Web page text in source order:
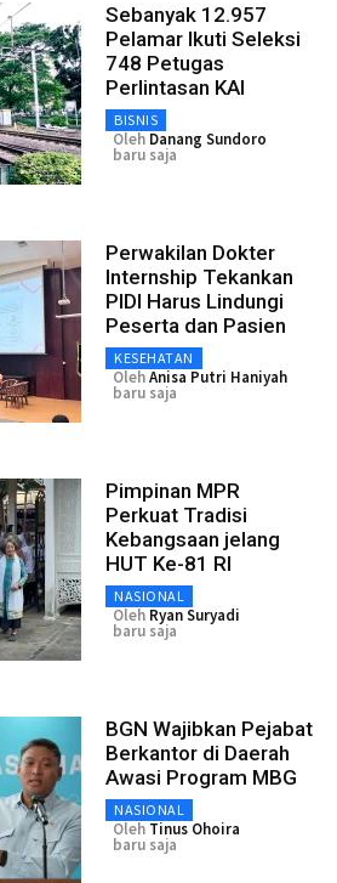
Sebanyak 12.957
Pelamar Ikuti Seleksi
748 Petugas
Perlintasan KAI
BISNIS
Oleh Danang Sundoro
baru saja
Perwakilan Dokter
Internship Tekankan
PIDI Harus Lindungi
Peserta dan Pasien
KESEHATAN
OlehAnisa Putri Haniyah
baru saja
Pimpinan MPR
Perkuat Tradisi
Kebangsaan jelang
HUT Ke-81 RI
NASIONAL
Oleh Ryan Suryadi
baru saja
BGN Wajibkan Pejabat
Berkantor di Daerah
Awasi Program MBG
NASIONAL
Oleh Tinus Ohoira
baru saja